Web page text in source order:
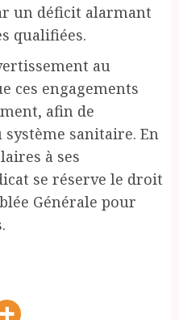
un déficit alarmant
qualifiées.
au
ces engagements
afin de
sanitaire. En
à ses
se réserve le droit
Générale pour